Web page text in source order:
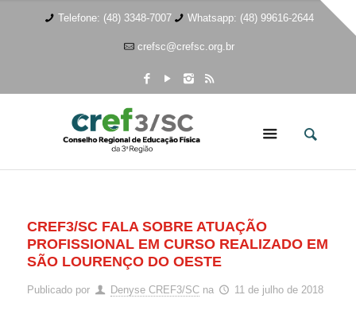
Telefone: (48) 3348-7007 Whatsapp: (48) 99616-2644
crefsc@crefsc.org.br
CREF3/SC FALA SOBRE ATUAÇÃO
PROFISSIONAL EM CURSO REALIZADO EM
SÃO LOURENÇO DO OESTE
Publicado por Denyse CREF3/SC na 11 de julho de 2018